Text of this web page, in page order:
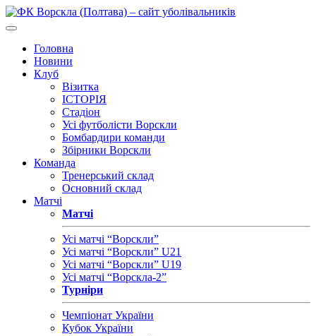
Головна
Новини
Клуб
Візитка
ІСТОРІЯ
Стадіон
Усі футболісти Ворскли
Бомбардири команди
Збірники Ворскли
Команда
Тренерський склад
Основний склад
Матчі
Матчі
Усі матчі “Ворскли”
Усі матчі “Ворскли” U21
Усі матчі “Ворскли” U19
Усі матчі “Ворскла-2”
Турніри
Чемпіонат України
Кубок України